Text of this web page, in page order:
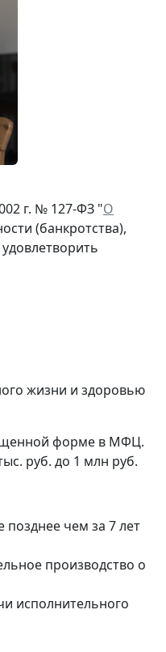
г. № 127-ФЗ "О
(банкротства),
жизни и здоровью
форме в МФЦ.
руб. до 1 млн руб.
чем за 7 лет
производство о
исполнительного